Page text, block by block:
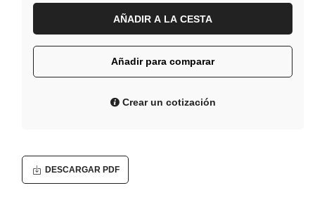
AÑADIR A LA CESTA
Añadir para comparar
Crear un cotización
DESCARGAR PDF